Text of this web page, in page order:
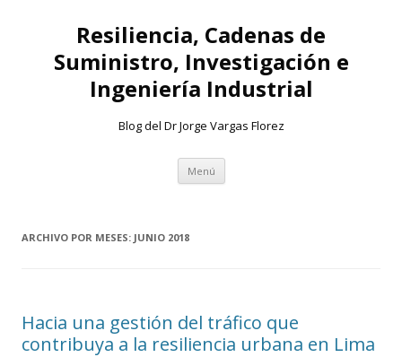
Resiliencia, Cadenas de
Suministro, Investigación e
Ingeniería Industrial
Blog del Dr Jorge Vargas Florez
Menú Ir
contenido
ARCHIVO POR MESES: JUNIO 2018
Hacia una gestión del tráfico que
contribuya a la resiliencia urbana en Lima